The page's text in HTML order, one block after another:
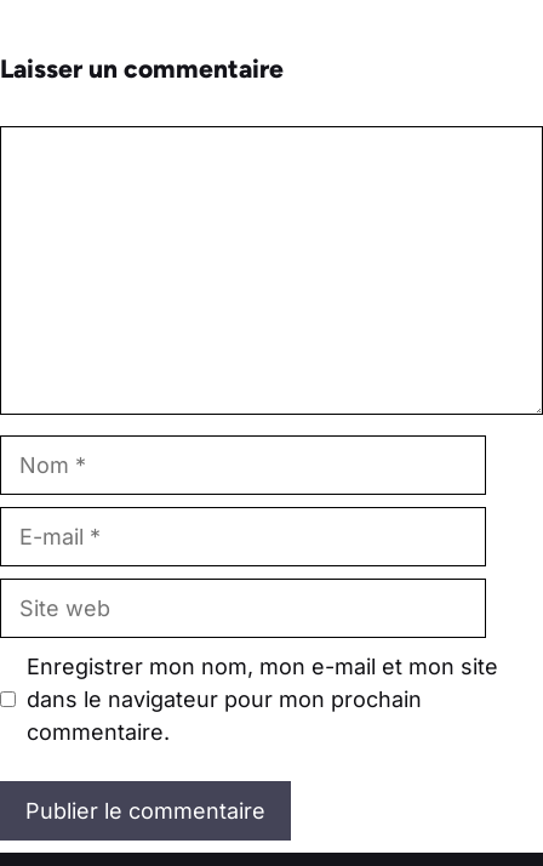
Laisser un commentaire
Nom
E-
Site
Enregistrer mon nom, mon e-mail et mon site
dans le navigateur pour mon prochain
commentaire.